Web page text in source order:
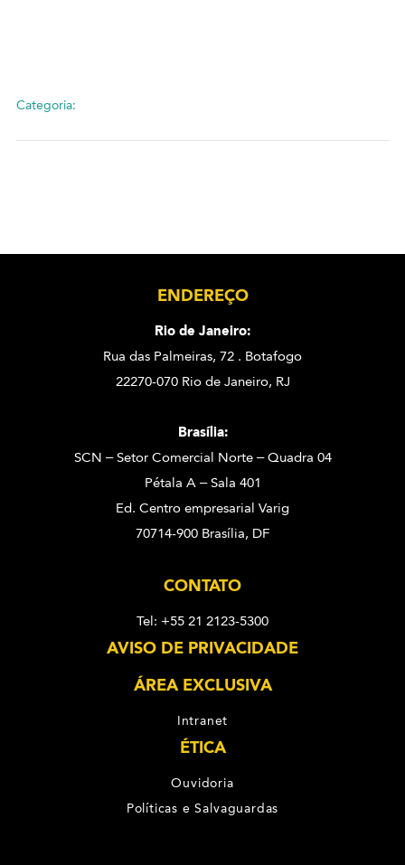
Categoria:
ENDEREÇO
Rio de Janeiro:
Rua das Palmeiras, 72 . Botafogo
22270-070 Rio de Janeiro, RJ
Brasília:
SCN – Setor Comercial Norte – Quadra 04
Pétala A – Sala 401
Ed. Centro empresarial Varig
70714-900 Brasília, DF
CONTATO
Tel: +55 21 2123-5300
AVISO DE PRIVACIDADE
ÁREA EXCLUSIVA
Intranet
ÉTICA
Ouvidoria
Políticas e Salvaguardas